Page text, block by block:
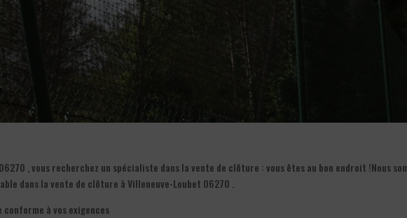
, vous recherchez un spécialiste dans la vente de clôture : vous êtes au bon endroit !Nous
dans la vente de clôture à Villeneuve-Loubet 06270 .
à vos exigences